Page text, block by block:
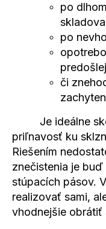
po
po
či
Je ideálne
priľnavosť ku
Riešením
znečistenia je
stúpacích pásov.
realizovať sami,
vhodnejšie obrátiť